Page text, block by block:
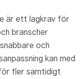
är ett lagkrav för
branscher
och
kan med
fler samtidigt